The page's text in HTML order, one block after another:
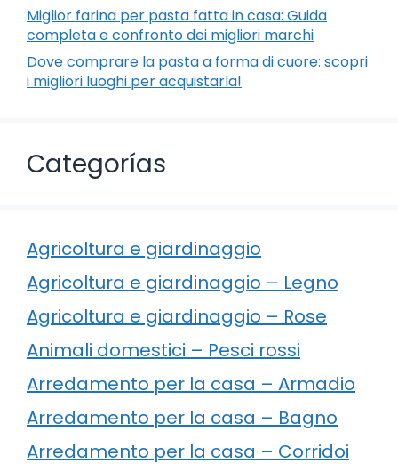
Miglior farina per pasta fatta in casa: Guida
completa e confronto dei migliori marchi
Dove comprare la pasta a forma di cuore: scopri
i migliori luoghi per acquistarla!
Categorías
Agricoltura e giardinaggio
Agricoltura e giardinaggio – Legno
Agricoltura e giardinaggio – Rose
Animali domestici – Pesci rossi
Arredamento per la casa – Armadio
Arredamento per la casa – Bagno
Arredamento per la casa – Corridoi